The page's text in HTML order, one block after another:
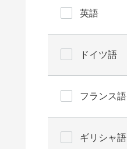
英語
ドイツ語
フランス語
ギリシャ語